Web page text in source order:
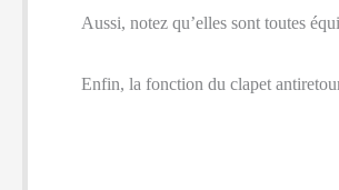
Aussi, notez qu’elles sont toutes
Enfin, la fonction du clapet